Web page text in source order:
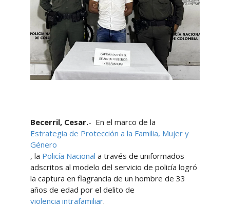
Becerril, Cesar.- En el marco de la
Estrategia de Protección a la Familia, Mujer y
Género
, la Policía Nacional a través de uniformados
adscritos al modelo del servicio de policía logró
la captura en flagrancia de un hombre de 33
años de edad por el delito de
violencia intrafamiliar.